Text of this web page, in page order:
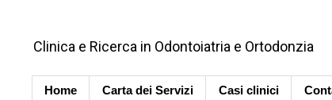
Clinica e Ricerca in Odontoiatria e Ortodonzia
Home Carta dei Servizi Casi clinici